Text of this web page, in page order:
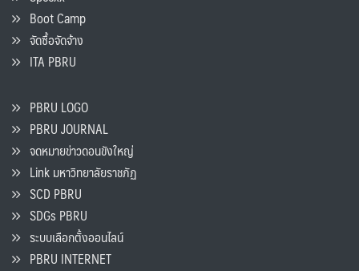
Boot Camp
จัดซื้อจัดจ้าง
ITA PBRU
PBRU LOGO
PBRU JOURNAL
จดหมายข่าวดอนขังใหญ่
Link มหาวิทยาลัยราชภัฏ
SCD PBRU
SDGs PBRU
ระบบเลือกตั้งออนไลน์
PBRU INTERNET